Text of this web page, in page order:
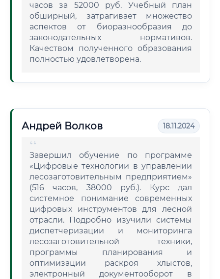
часов за 52000 руб. Учебный план
обширный, затрагивает множество
аспектов от биоразнообразия до
законодательных нормативов.
Качеством полученного образования
полностью удовлетворена.
Андрей Волков 18.11.2024
Завершил обучение по программе
«Цифровые технологии в управлении
лесозаготовительным предприятием»
(516 часов, 38000 руб.). Курс дал
системное понимание современных
цифровых инструментов для лесной
отрасли. Подробно изучили системы
диспетчеризации и мониторинга
лесозаготовительной техники,
программы планирования и
оптимизации раскроя хлыстов,
электронный документооборот в